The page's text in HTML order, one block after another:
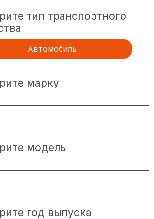
тип транспортного
Автомобиль
марку
модель
год выпуска